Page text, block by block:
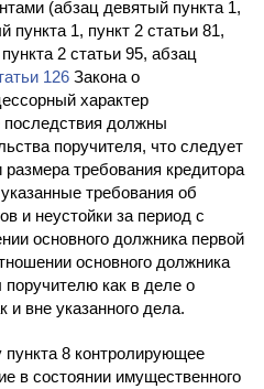
(абзац девятый пункта 1,
пункта 1, пункт 2 статьи 81,
2 статьи 95, абзац
126 Закона о
характер
последствия должны
поручителя, что следует
требования кредитора
требования об
и неустойки за период с
основного должника первой
основного должника
как в деле о
и вне указанного дела.
8 контролирующее
в состоянии имущественного